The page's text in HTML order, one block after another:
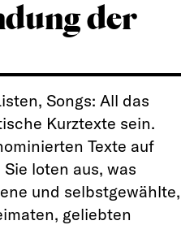
der
Songs: All das
Kurztexte sein.
Texte auf
loten aus, was
und selbstgewählte,
geliebten